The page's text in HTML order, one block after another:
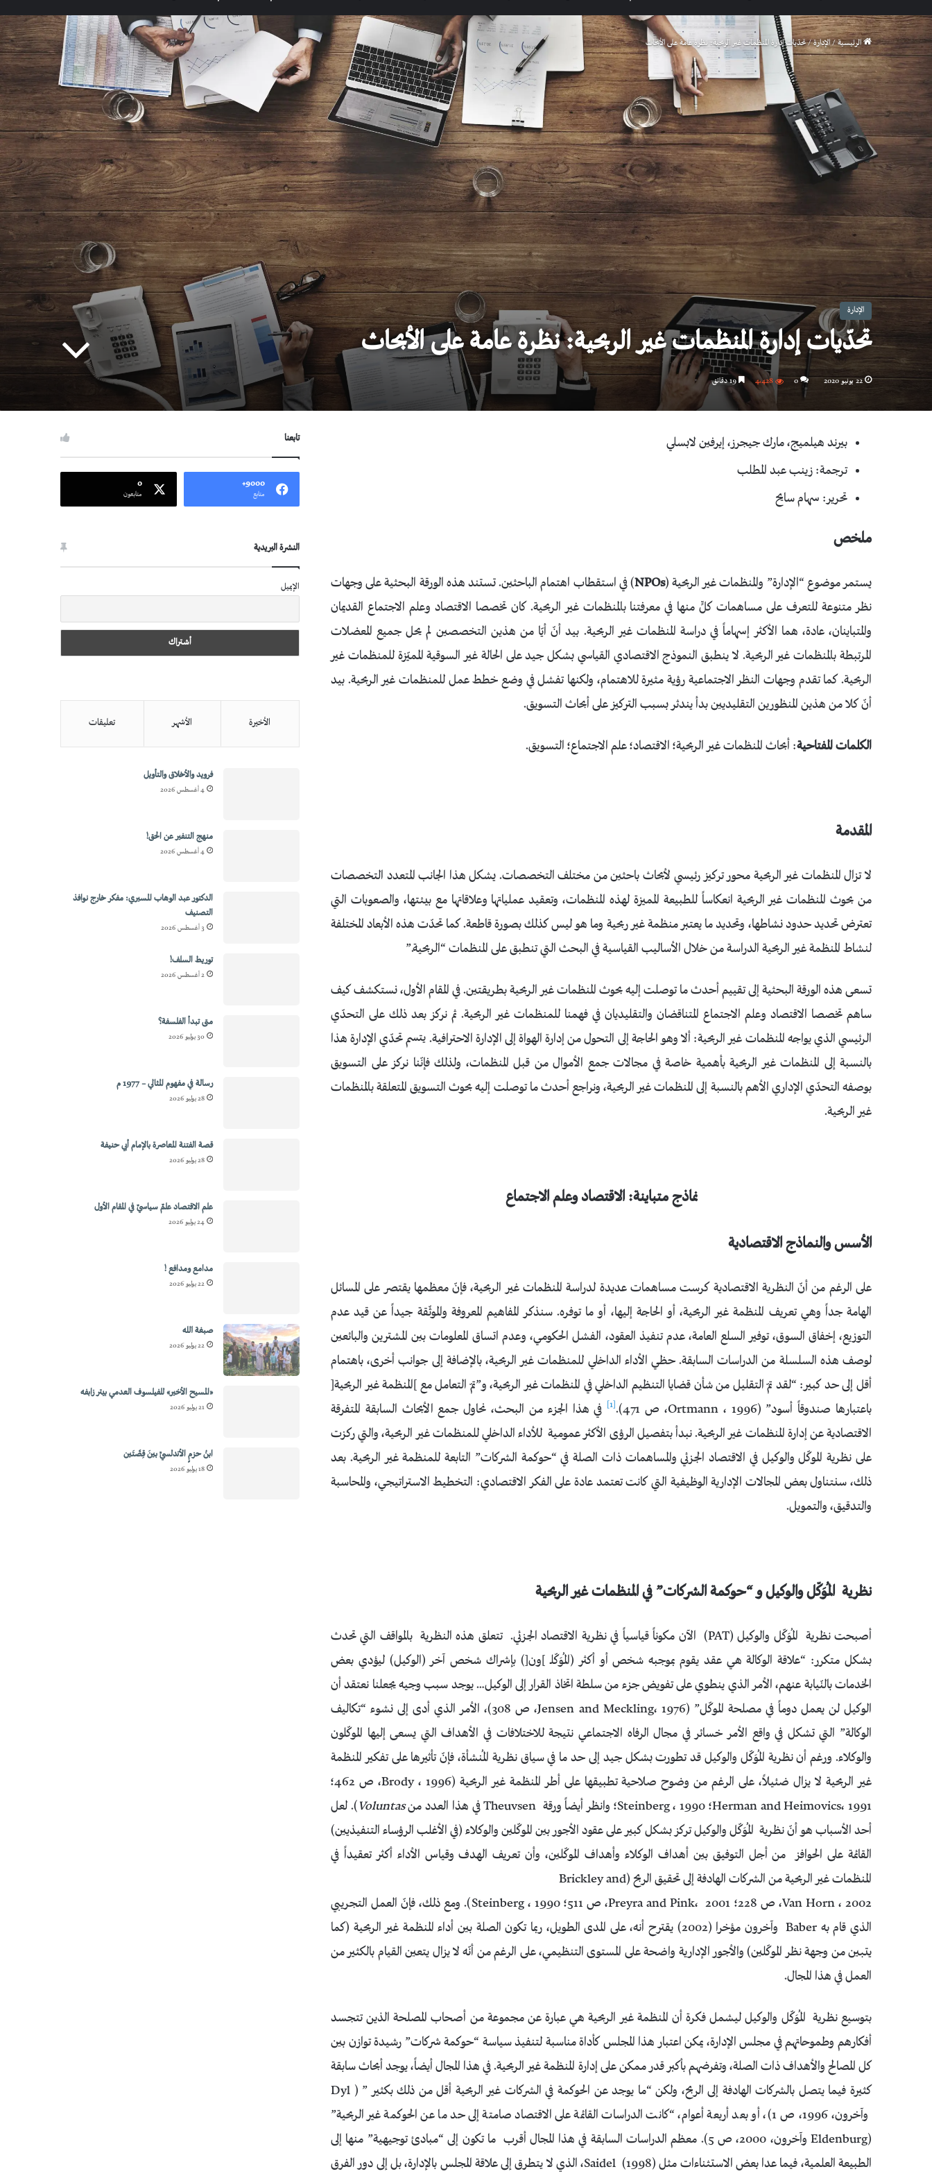
الرئيسية / الإدارة / تحدّيات إدارة المنظمات غير الربحية: نظرة عامة على الأبحاث
الإدارة
تحدّيات إدارة المنظمات غير الربحية: نظرة عامة على الأبحاث
22 يونيو 2020 0 4٬428 19 دقائق
بيرند هيلميج، مارك جيجرز، إيرفين لابسلي
ترجمة: زينب عبد المطلب
تحرير: سهام سايح
ملخص
يستمر موضوع “الإدارة” والمنظمات غير الربحية (NPOs) في استقطاب اهتمام الباحثين. تستند هذه الورقة البحثية على وجهات
نظر متنوعة للتعرف على مساهمات كلٍّ منها في معرفتنا بالمنظمات غير الربحية. كان تخصصا الاقتصاد وعلم الاجتماع القديمان
والمتباينان، عادة، هما الأكثر إسهاماً في دراسة المنظمات غير الربحية. بيد أنّ أيّا من هذين التخصصين لم يحل جميع المعضلات
المرتبطة بالمنظمات غير الربحية. لا ينطبق النموذج الاقتصادي القياسي بشكل جيد على الحالة غير السوقية المميّزة للمنظمات غير
الربحية. كما تقدم وجهات النظر الاجتماعية رؤية مثيرة للاهتمام، ولكنها تفشل في وضع خطط عمل للمنظمات غير الربحية. بيد
أنّ كلا من هذين المنظورين التقليديين بدأ يندثر بسبب التركيز على أبحاث التسويق.
الكلمات المفتاحية: أبحاث المنظمات غير الربحية؛ الاقتصاد؛ علم الاجتماع؛ التسويق.
المقدمة
لا تزال المنظمات غير الربحية محور تركيز رئيسي لأبحاث باحثين من مختلف التخصصات. يشكل هذا الجانب المتعدد التخصصات
من بحوث المنظمات غير الربحية انعكاساً للطبيعة المميزة لهذه المنظمات، وتعقيد عملياتها وعلاقاتها مع بيئتها، والصعوبات التي
تعترض تحديد حدود نشاطها، وتحديد ما يعتبر منظمة غير ربحية وما هو ليس كذلك بصورة قاطعة. كما تحدّت هذه الأبعاد المختلفة
لنشاط المنظمة غير الربحية الدراسة من خلال الأساليب القياسية في البحث التي تنطبق على المنظمات “الربحية.”
تسعى هذه الورقة البحثية إلى تقييم أحدث ما توصلت إليه بحوث المنظمات غير الربحية بطريقتين. في المقام الأول، نستكشف كيف
ساهم تخصصا الاقتصاد وعلم الاجتماع المتناقضان والتقليديان في فهمنا للمنظمات غير الربحية. ثم نركز بعد ذلك على التحدّي
الرئيسي الذي يواجه المنظمات غير الربحية: ألا وهو الحاجة إلى التحول من إدارة الهواة إلى الإدارة الاحترافية. يتسم تحدّي الإدارة هذا
بالنسبة إلى المنظمات غير الربحية بأهمية خاصة في مجالات جمع الأموال من قبل المنظمات، ولذلك فإنّنا نركز على التسويق
بوصفه التحدّي الإداري الأهم بالنسبة إلى المنظمات غير الربحية، ونراجع أحدث ما توصلت إليه بحوث التسويق المتعلقة بالمنظمات
غير الربحية.
نماذج متباينة: الاقتصاد وعلم الاجتماع
الأسس والنماذج الاقتصادية
على الرغم من أنّ النظرية الاقتصادية كرست مساهمات عديدة لدراسة المنظمات غير الربحية، فإنّ معظمها يقتصر على المسائل
الهامة جداً وهي تعريف المنظمة غير الربحية، أو الحاجة إليها، أو ما توفره. سنذكـر المفاهيم المعروفة والموثّقة جيداً عن قيد عدم
التوزيع، إخفاق السوق، توفير السلع العامة، عدم تنفيذ العقود، الفشل الحكومي، وعدم اتساق المعلومات بين المشترين والبائعين
لوصف هذه السلسلة من الدراسات السابقة. حظي الأداء الداخلي للمنظمات غير الربحية، بالإضافة إلى جوانب أخرى، باهتمام
أقل إلى حد كبير: “لقد تمّ التقليل من شأن قضايا التنظيم الداخلي في المنظمات غير الربحية، و”تمّ التعامل مع ]المنظمة غير الربحية[
باعتبارها صندوقاً أسود” (Ortmann ، 1996، ص 471).
[1]
في هذا الجزء من البحث، نحاول جمع الأبحاث السابقة المتفرقة
الاقتصادية عن إدارة المنظمات غير الربحية. نبدأ بتفصيل الرؤى الأكثر عمومية للأداء الداخلي للمنظمات غير الربحية، والتي ركزت
على نظرية الموكّل والوكيل في الاقتصاد الجزئي والمساهمات ذات الصلة في “حوكمة الشركات” التابعة للمنظمة غير الربحية. بعد
ذلك، سنتناول بعض المجالات الإدارية الوظيفية التي كانت تعتمد عادة على الفكر الاقتصادي: التخطيط الاستراتيجي، والمحاسبة
والتدقيق، والتمويل.
نظرية المُوَكّل والوكيل و “حوكمة الشركات” في المنظمات غير الربحية
أصبحت نظرية المُوَكّل والوكيل (PAT) الآن مكوناً قياسياً في نظرية الاقتصاد الجزئي. تتعلق هذه النظرية بالمواقف التي تحدث
بشكل متكرر: “علاقة الوكالة هي عقد يقوم بموجبه شخص أو أكثر (المُوَكّلـ ]ون[) بإشراك شخص آخر (الوكيل) ليؤدي بعض
الخدمات بالنّيابة عنهم، الأمر الذي ينطوي على تفويض جزء من سلطة اتخاذ القرار إلى الوكيل… يوجد سبب وجيه يجعلنا نعتقد أن
الوكيل لن يعمل دوماً في مصلحة الموكّل” (Jensen and Meckling، 1976، ص 308)، الأمر الذي أدى إلى نشوء “تكاليف
الوكالة” التي تشكل في واقع الأمر خسائر في مجال الرفاه الاجتماعي نتيجة للاختلافات في الأهداف التي يسعى إليها الموكّلون
والوكلاء. ورغم أن نظرية المُوَكّل والوكيل قد تطورت بشكل جيد إلى حد ما في سياق نظرية المُنشأة، فإنّ تأثيرها على تفكير المنظمة
غير الربحية لا يزال ضئيلاً، على الرغم من وضوح صلاحية تطبيقها على أطر المنظمة غير الربحية (Brody ، 1996، ص 462؛
Herman and Heimovics، 1991؛ Steinberg ، 1990؛ وانظر أيضاً ورقة Theuvsen في هذا العدد من
Voluntas). لعل
أحد الأسباب هو أنّ نظرية المُوَكّل والوكيل تركز بشكل كبير على عقود الأجور بين الموكّلين والوكلاء (في الأغلب الرؤساء التنفيذيين)
القائمة على الحوافز من أجل التوفيق بين أهداف الوكلاء وأهداف الموكّلين، وأن تعريف الهدف وقياس الأداء أكثر تعقيداً في
المنظمات غير الربحية من الشركات الهادفة إلى تحقيق الربح (Brickley and
Van Horn ، 2002، ص 228؛ Preyra and Pink، 2001، ص 511؛ Steinberg ، 1990). ومع ذلك، فإنّ العمل التجريبي
الذي قام به Baber
وآخرون مؤخرا (2002) يقترح أنه، على المدى الطويل، ربما تكون الصلة بين أداء المنظمة غير الربحية (كما
يتبين من وجهة نظر الموكّلين) والأجور الإدارية واضحة على المستوى التنظيمي، على الرغم من أنّه لا يزال يتعين القيام بالكثير من
العمل في هذا المجال.
بتوسيع نظرية المُوَكّل والوكيل ليشمل فكرة أن المنظمة غير الربحية هي عبارة عن مجموعة من أصحاب المصلحة الذين تتجسد
أفكارهم وطموحاتهم في مجلس الإدارة، يمكن اعتبار هذا المجلس كأداة مناسبة لتنفيذ سياسة “حوكمة شركات” رشيدة توازن بين
كل المصالح والأهداف ذات الصلة، وتفرضهم بأكبر قدر ممكن على إدارة المنظمة غير الربحية. في هذا المجال أيضاً، يوجد أبحاث سابقة
كثيرة فيما يتصل بالشركات الهادفة إلى الربح، ولكن “ما يوجد عن الحوكمة في الشركات غير الربحية أقل من ذلك بكثير ” ( Dyl
وآخرون، 1996، ص 1)، أو بعد أربعة أعوام، “كانت الدراسات القائمة على الاقتصاد صامتة إلى حد ما عن الحوكمة غير الربحية”
(Eldenburg وآخرون، 2000، ص 5). معظم الدراسات السابقة في هذا المجال أقرب ما تكون إلى “مبادئ توجيهية” منها إلى
الطبيعة العلمية، فيما عدا بعض الاستثناءات مثل Saidel (1998)، الذي لا يتطرق إلى علاقة المجلس بالإدارة، بل إلى دور الفرق
تابعنا
9000+
متابع
0
متابعون
النشرة البريدية
الإيميل
الأخيرة الأشهر تعليقات
فرويد والأخلاق والتأويل
4 أغسطس 2026
منهج التنفير عن الحق!
4 أغسطس 2026
الدكتور عبد الوهاب المسيري: مفكر خارج نوافذ
التصنيف
3 أغسطس 2026
توريط السلف!
2 أغسطس 2026
متى تبدأ الفلسفة؟
30 يوليو 2026
رسالة في مفهوم المثالي – 1977 م
28 يوليو 2026
قصة الفتنة المعاصرة بالإمام أبي حنيفة
28 يوليو 2026
علم الاقتصاد علمٌ سياسيٌ في المقام الأول
24 يوليو 2026
مدامع ومدافع !
22 يوليو 2026
صبغة الله
22 يوليو 2026
«المسيح الأخير» للفيلسوف العدمي بيتر زابفه
21 يوليو 2026
ابنُ حزمٍ الأندلسيِّ بينَ قِصَّتَين
18 يوليو 2026